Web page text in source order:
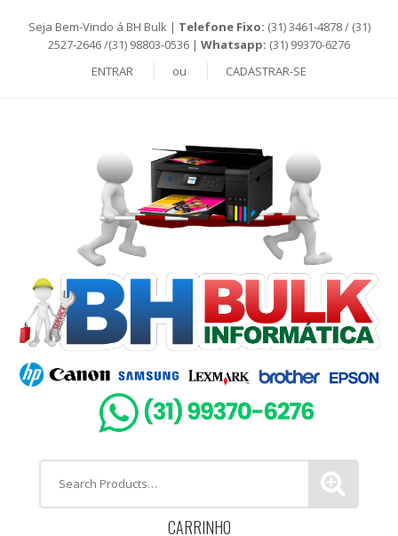
Seja Bem-Vindo á BH Bulk | Telefone Fixo: (31) 3461-4878 / (31)
2527-2646 /(31) 98803-0536 | Whatsapp: (31) 99370-6276
ENTRAR
ou CADASTRAR-SE
CARRINHO